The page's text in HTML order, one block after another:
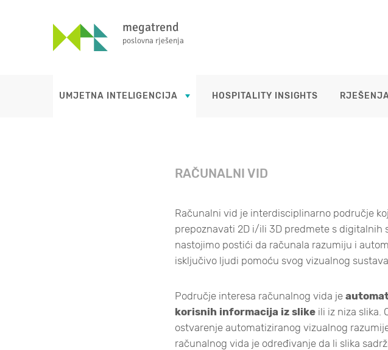
megatrend
poslovna rješenja
UMJETNA INTELIGENCIJA HOSPITALITY INSIGHTS
RAČUNALNI VID
Računalni vid je interdisciplinarno područje
prepoznavati 2D i/ili 3D predmete s digitalnih
nastojimo postići da računala razumiju i
isključivo ljudi pomoću svog vizualnog
Područje interesa računalnog vida je
korisnih informacija iz slike ili iz niza slika.
ostvarenje automatiziranog vizualnog
računalnog vida je određivanje da li slika